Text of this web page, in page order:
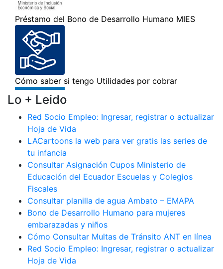
Lo + Leido
Red Socio Empleo: Ingresar, registrar o actualizar
Hoja de Vida
LACartoons la web para ver gratis las series de
tu infancia
Consultar Asignación Cupos Ministerio de
Educación del Ecuador Escuelas y Colegios
Fiscales
Consultar planilla de agua Ambato – EMAPA
Bono de Desarrollo Humano para mujeres
embarazadas y niños
Cómo Consultar Multas de Tránsito ANT en línea
Red Socio Empleo: Ingresar, registrar o actualizar
Hoja de Vida